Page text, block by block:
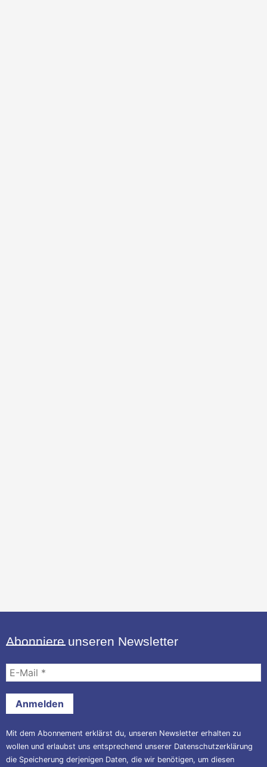
Abonniere unseren Newsletter
Mail
Mit dem Abonnement erklärst du, unseren Newsletter erhalten zu
wollen und erlaubst uns entsprechend unserer Datenschutzerklärung
die Speicherung derjenigen Daten, die wir benötigen, um diesen